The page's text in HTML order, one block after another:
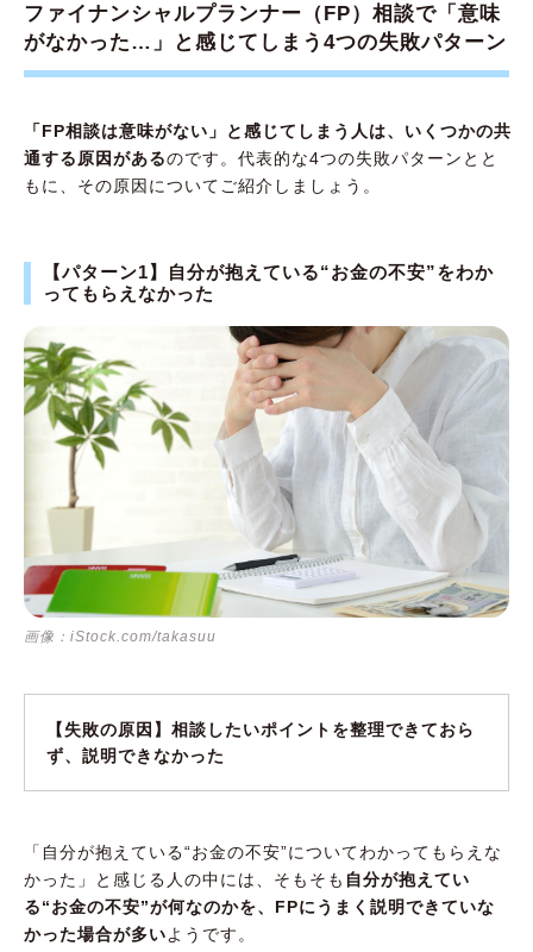
【ポイント1】自分が相談したいことを整理し
ておこう
あることを確認しよう
【ポイント3】FPの得意分野を確認しよう
初めての場合は無料のFP相談を利用するのも
お金の専門家への相談は意味がある！ ただ
し、目的ははっきりさせよう
ファイナンシャルプランナー（FP）相談で「意味
がなかった…」と感じてしまう4つの失敗パターン
「FP相談は意味がない」と感じてしまう人は、いくつかの共
通する原因があるのです。代表的な4つの失敗パターンとと
もに、その原因についてご紹介しましょう。
【パターン1】自分が抱えている“お金の不安”をわか
ってもらえなかった
画像：iStock.com/takasuu
【失敗の原因】相談したいポイントを整理できておら
ず、説明できなかった
「自分が抱えている“お金の不安”についてわかってもらえな
かった」と感じる人の中には、そもそも 自分が抱えてい
る“お金の不安”が何なのかを、FPにうまく説明できていな
かった場合が多いようです。